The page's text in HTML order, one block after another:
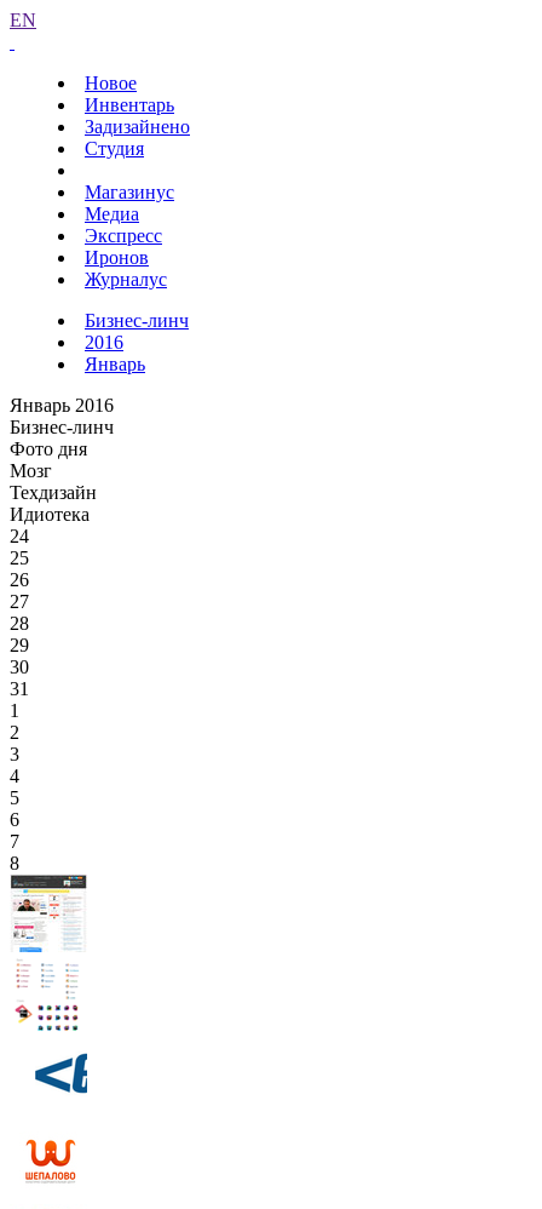
EN
Новое
Инвентарь
Задизайнено
Студия
Магазинус
Медиа
Экспресс
Иронов
Журналус
Бизнес-линч
2016
Январь
Январь 2016
Бизнес-линч
Фото дня
Мозг
Техдизайн
Идиотека
24
25
26
27
28
29
30
31
1
2
3
4
5
6
7
8